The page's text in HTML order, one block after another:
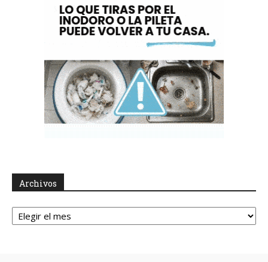
Archivos
Archivos